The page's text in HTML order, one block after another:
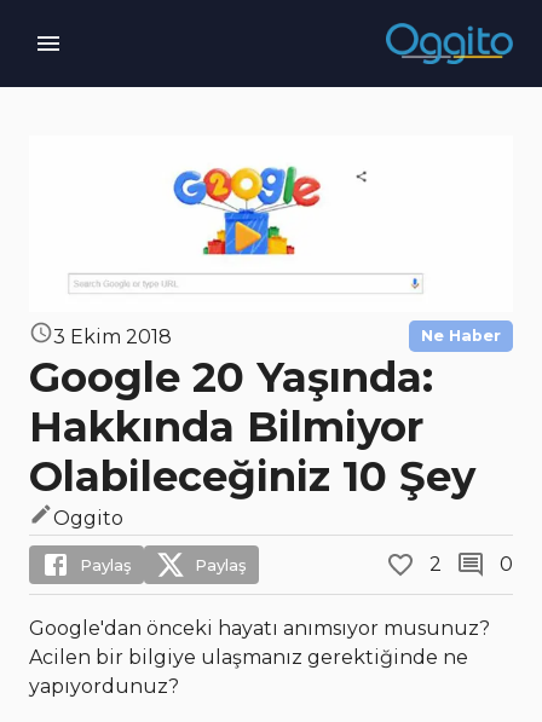
3 Ekim 2018 Ne Haber
Google 20 Yaşında:
Hakkında Bilmiyor
Olabileceğiniz 10 Şey
Oggito
Paylaş Paylaş 2 0
Google'dan önceki hayatı anımsıyor musunuz?
Acilen bir bilgiye ulaşmanız gerektiğinde ne
yapıyordunuz?